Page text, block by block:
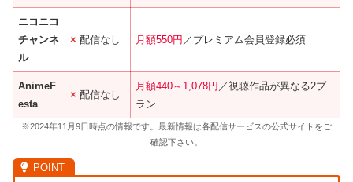
ニコニコ
チャンネ
ル
× 配信なし 月額550円 ／プレミアム会員登録必須
AnimeF
esta
× 配信なし
月額440～1,078円 ／視聴作品が異なる2プ
ラン
※2024年11月9日時点の情報です。最新情報は各配信サービスの公式サイトをご
確認下さい。